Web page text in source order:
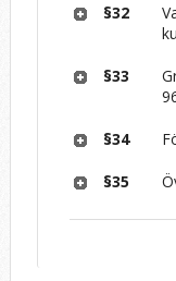
§32
§33
§34
§35